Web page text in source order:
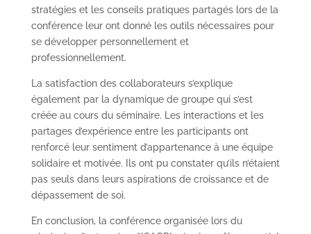
stratégies et les conseils pratiques partagés lors de la
conférence leur ont donné les outils nécessaires pour
se développer personnellement et
professionnellement.
La satisfaction des collaborateurs s’explique
également par la dynamique de groupe qui s’est
créée au cours du séminaire. Les interactions et les
partages d’expérience entre les participants ont
renforcé leur sentiment d’appartenance à une équipe
solidaire et motivée. Ils ont pu constater qu’ils n’étaient
pas seuls dans leurs aspirations de croissance et de
dépassement de soi.
En conclusion, la conférence organisée lors du